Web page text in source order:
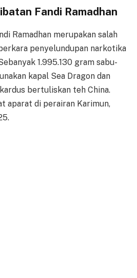
Fandi Ramadhan
Ramadhan merupakan salah
penyelundupan narkotika
1.995.130 gram sabu-
kapal Sea Dragon dan
bertuliskan teh China.
aparat di perairan Karimun,